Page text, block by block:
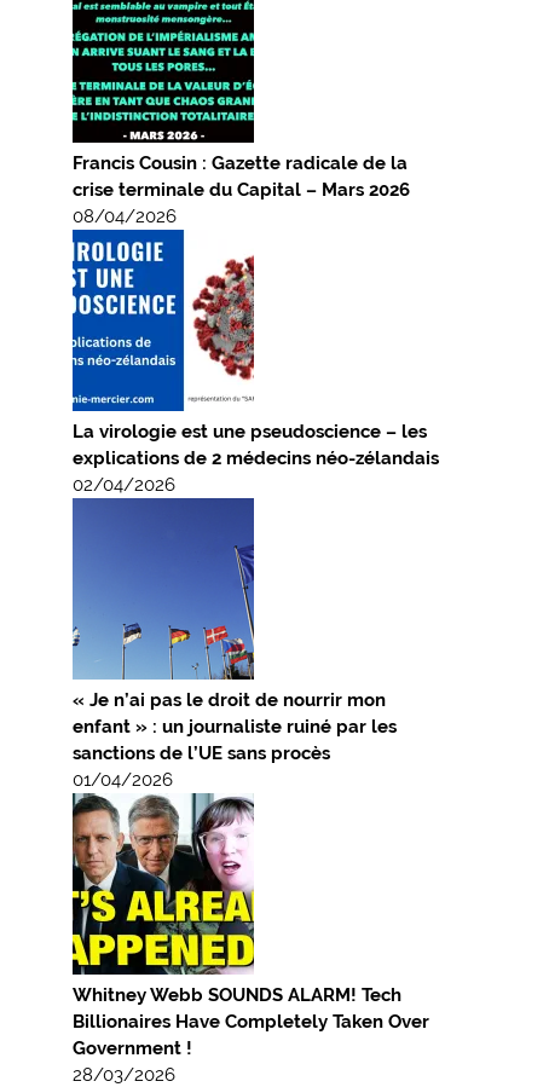
Francis Cousin : Gazette radicale de la
crise terminale du Capital – Mars 2026
08/04/2026
La virologie est une pseudoscience – les
explications de 2 médecins néo-zélandais
02/04/2026
« Je n’ai pas le droit de nourrir mon
enfant » : un journaliste ruiné par les
sanctions de l’UE sans procès
01/04/2026
Whitney Webb SOUNDS ALARM! Tech
Billionaires Have Completely Taken Over
Government !
28/03/2026